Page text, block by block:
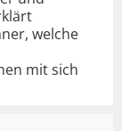
welche
mit sich